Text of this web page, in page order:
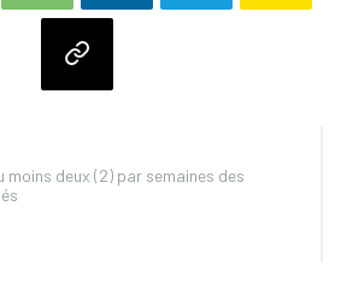
moins deux (2) par semaines des